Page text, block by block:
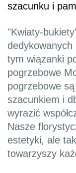
szacunku i
"Kwiaty-
tym wiązanki
pogrzebowe
pogrzebowe
szacunkiem i
wyrazić
Nasze
estetyki, ale
towarzyszy